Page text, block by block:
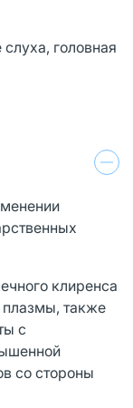
головная
клиренса
плазмы, также
с
со стороны